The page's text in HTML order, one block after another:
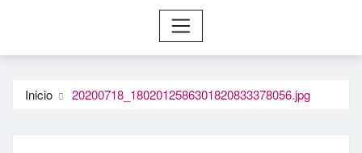
Inicio 20200718_1802012586301820833378056.jpg